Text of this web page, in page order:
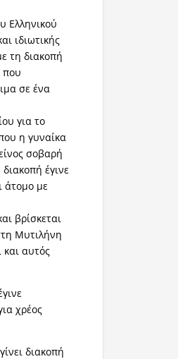
Ελληνικού
ιδιωτικής
τη διακοπή
που
σε ένα
για το
η γυναίκα
σοβαρή
έγινε
άτομο με
βρίσκεται
Μυτιλήνη
και αυτός
χρέος
διακοπή